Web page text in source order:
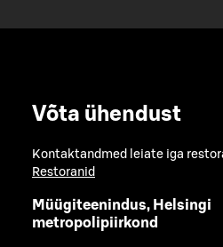
Võta ühendust
Kontaktandmed leiate iga
Restoranid
Müügiteenindus, Helsingi
metropolipiirkond